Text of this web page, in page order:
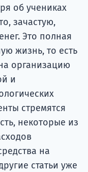
об учениках
зачастую,
Это полная
жизнь, то есть
организацию
и
стремятся
некоторые из
на
статьи уже